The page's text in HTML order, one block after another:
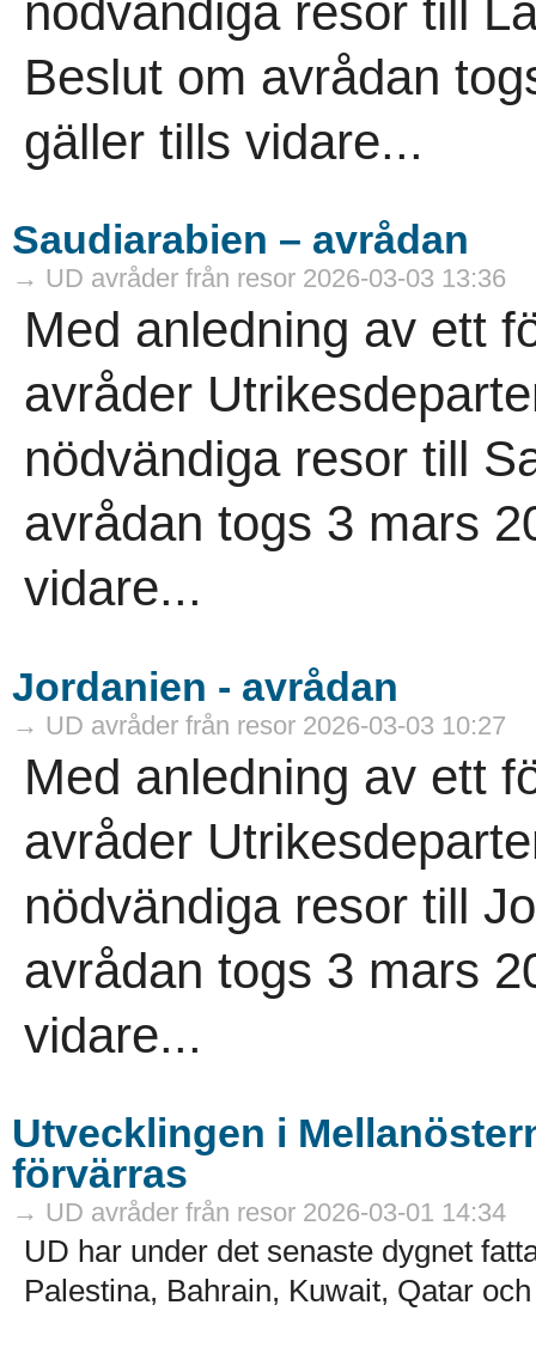
nödvändiga resor till
Beslut om avrådan
gäller tills vidare...
Saudiarabien – avrådan
→ UD avråder från resor 2026-03-03 13:36
Med anledning av ett
avråder
nödvändiga resor till
avrådan togs 3 mars
vidare...
Jordanien - avrådan
→ UD avråder från resor 2026-03-03 10:27
Med anledning av ett
avråder
nödvändiga resor till
avrådan togs 3 mars
vidare...
Utvecklingen i
förvärras
→ UD avråder från resor 2026-03-01 14:34
UD har under det senaste dygnet
Palestina, Bahrain, Kuwait, Qatar